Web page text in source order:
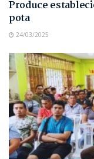
Produce
pota
24/03/2025